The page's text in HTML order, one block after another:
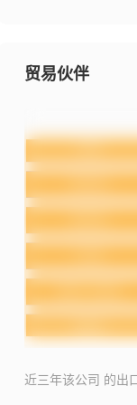
贸易伙伴
近三年该公司 的出